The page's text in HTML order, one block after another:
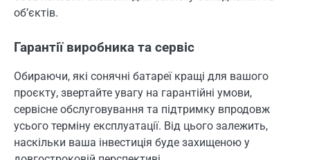
об’єктів.
Гарантії виробника та сервіс
Обираючи, які сонячні батареї кращі для вашого
проєкту, звертайте увагу на гарантійні умови,
сервісне обслуговування та підтримку впродовж
усього терміну експлуатації. Від цього залежить,
наскільки ваша інвестиція буде захищеною у